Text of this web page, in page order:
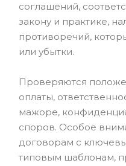
соглашений,
закону и практике,
противоречий,
или убытки.
Проверяются
оплаты,
мажоре,
споров. Особое
договорам с
типовым шаблонам,